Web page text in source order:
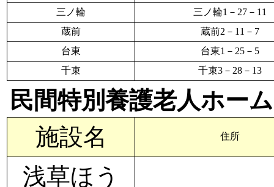
三ノ輪
三ノ輪1－27－11
蔵前
蔵前2－11－7
台東
台東1－25－5
千束
千束3－28－13
民間特別養護老人ホーム
施設名
住所
浅草ほう